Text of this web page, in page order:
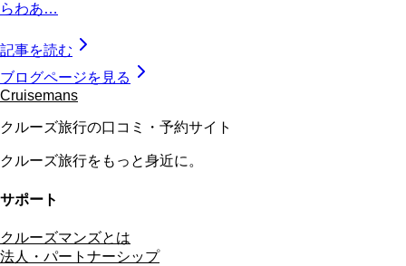
らわあ…
記事を読む
ブログページを見る
Cruisemans
クルーズ旅行の口コミ・予約サイト
クルーズ旅行をもっと身近に。
サポート
クルーズマンズとは
法人・パートナーシップ